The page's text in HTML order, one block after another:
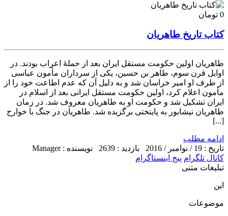
0 تومان
کتاب تاریخ طاهریان
طاهریان اولین حکومت مستقل ایران بعد از حملهٔ اعراب بودند. در
اوایل قرن سوم، طاهر بن حسین، یکی از سرداران مأمون عباسی
از طرف او امیر خراسان شد و به دلیل آن که عدم اطاعت خود را از
مأمون اعلام کرد، اولین حکومت مستقل ایرانی بعد از اسلام در
ایران تشکیل شد و حکومت او به طاهریان معروف شد. در زمان
طاهریان نیشابور به پایتختی برگزیده شد. طاهریان در جنگ با خوارج
[...]
ادامه مطلب
تاریخ : 19 / نوامبر / 2016
بازدید : 2639
نویسنده : Manager
کانال تلگرام پیج اینستاگرام
تبلیغات متنی
این
موضوعات